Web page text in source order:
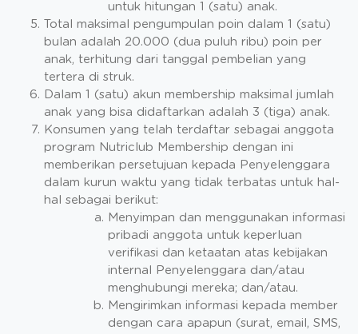
untuk hitungan 1 (satu) anak.
Total maksimal pengumpulan poin dalam 1 (satu)
bulan adalah 20.000 (dua puluh ribu) poin per
anak, terhitung dari tanggal pembelian yang
tertera di struk.
Dalam 1 (satu) akun membership maksimal jumlah
anak yang bisa didaftarkan adalah 3 (tiga) anak.
Konsumen yang telah terdaftar sebagai anggota
program Nutriclub Membership dengan ini
memberikan persetujuan kepada Penyelenggara
dalam kurun waktu yang tidak terbatas untuk hal-
hal sebagai berikut:
Menyimpan dan menggunakan informasi
pribadi anggota untuk keperluan
verifikasi dan ketaatan atas kebijakan
internal Penyelenggara dan/atau
menghubungi mereka; dan/atau.
Mengirimkan informasi kepada member
dengan cara apapun (surat, email, SMS,